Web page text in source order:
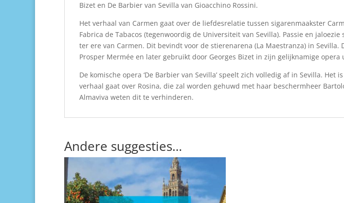
Bizet en De Barbier van Sevilla van Gioacchino Rossini.
Het verhaal van Carmen gaat over de liefdesrelatie tussen sigarenmaakster
Fabrica de Tabacos (tegenwoordig de Universiteit van Sevilla). Passie en
ter ere van Carmen. Dit bevindt voor de stierenarena (La Maestranza) in
Prosper Mermée en later gebruikt door Georges Bizet in zijn gelijknamige opera
De komische opera ‘De Barbier van Sevilla’ speelt zich volledig af in Sevilla.
verhaal gaat over Rosina, die zal worden gehuwd met haar beschermheer
Almaviva weten dit te verhinderen.
Andere suggesties…